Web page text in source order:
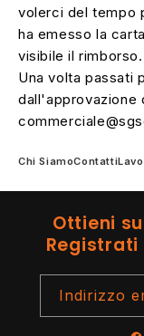
volerci del tempo
ha emesso la
visibile il rimborso.
Una volta passati
dall'approvazione
Chi SiamoContatti
Ottieni
Indirizzo